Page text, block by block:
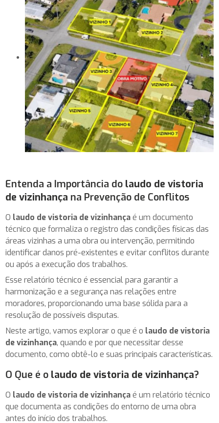
Entenda a Importância do laudo de vistoria
de vizinhança na Prevenção de Conflitos
O laudo de vistoria de vizinhançaé um documento
técnico que formaliza o registro das condições físicas das
áreas vizinhas a uma obra ou intervenção, permitindo
identificar danos pré-existentes e evitar conflitos durante
ou após a execução dos trabalhos.
Esse relatório técnico é essencial para garantir a
harmonização e a segurança nas relações entre
moradores, proporcionando uma base sólida para a
resolução de possíveis disputas.
Neste artigo, vamos explorar o que é o laudo de vistoria
de vizinhança, quando e por que necessitar desse
documento, como obtê-lo e suas principais características.
O Que é o laudo de vistoria de vizinhança?
O laudo de vistoria de vizinhançaé um relatório técnico
que documenta as condições do entorno de uma obra
antes do início dos trabalhos.